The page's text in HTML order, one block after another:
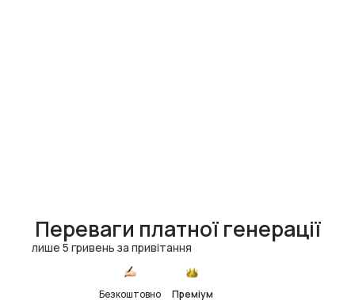
Переваги платної генерації
лише 5 гривень за привітання
Безкоштовно Преміум